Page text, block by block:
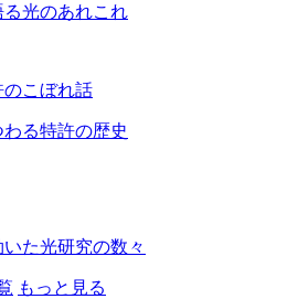
光のあれこれ
こぼれ話
る特許の歴史
た光研究の数々
もっと見る